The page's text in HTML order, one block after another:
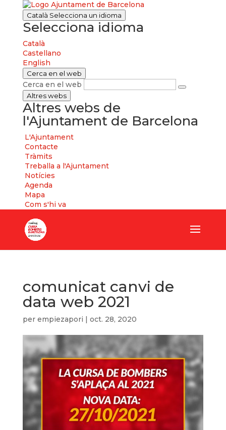
Català Selecciona un idioma
Selecciona idioma
Català
Castellano
English
Cerca en el web
Cerca en el web
Altres webs
Altres webs de
l'Ajuntament de Barcelona
L'Ajuntament
Contacte
Tràmits
Treballa a l'Ajuntament
Notícies
Agenda
Mapa
Com s'hi va
comunicat canvi de
data web 2021
per empiezapori | oct. 28, 2020